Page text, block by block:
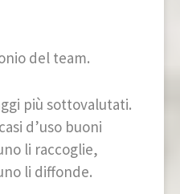
del team.
più sottovalutati.
d’uso buoni
li raccoglie,
li diffonde.